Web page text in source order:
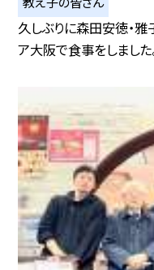
久しぶりに森田安徳・
ア大阪で食事をしました